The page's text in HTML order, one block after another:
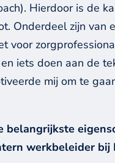
Hierdoor is de
Onderdeel zijn van
voor
iets doen aan de
mij om te
belangrijkste
werkbeleider bij